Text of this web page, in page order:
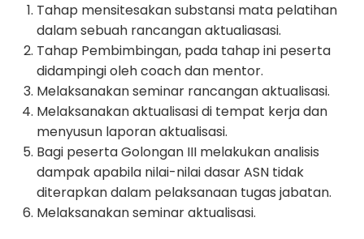
Tahap mensitesakan substansi mata pelatihan
dalam sebuah rancangan aktualiasasi.
Tahap Pembimbingan, pada tahap ini peserta
didampingi oleh coach dan mentor.
Melaksanakan seminar rancangan aktualisasi.
Melaksanakan aktualisasi di tempat kerja dan
menyusun laporan aktualisasi.
Bagi peserta Golongan III melakukan analisis
dampak apabila nilai-nilai dasar ASN tidak
diterapkan dalam pelaksanaan tugas jabatan.
Melaksanakan seminar aktualisasi.